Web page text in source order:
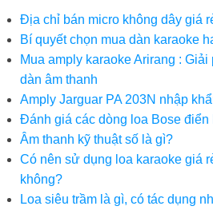
Địa chỉ bán micro không dây giá
Bí quyết chọn mua dàn karaoke
Mua amply karaoke Arirang :
dàn âm thanh
Amply Jarguar PA 203N nhập
Đánh giá các dòng loa Bose điển
Âm thanh kỹ thuật số là gì?
Có nên sử dụng loa karaoke giá
không?
Loa siêu trầm là gì, có tác dụng